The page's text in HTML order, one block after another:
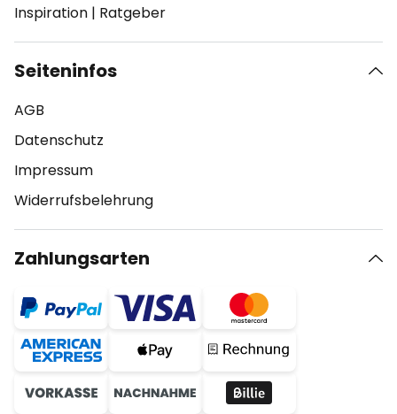
Inspiration | Ratgeber
Seiteninfos
AGB
Datenschutz
Impressum
Widerrufsbelehrung
Zahlungsarten